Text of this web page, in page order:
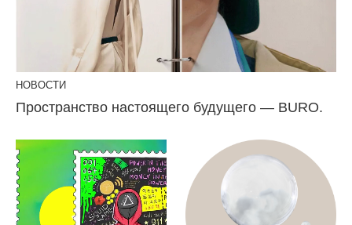
НОВОСТИ
Пространство настоящего будущего — BURO.